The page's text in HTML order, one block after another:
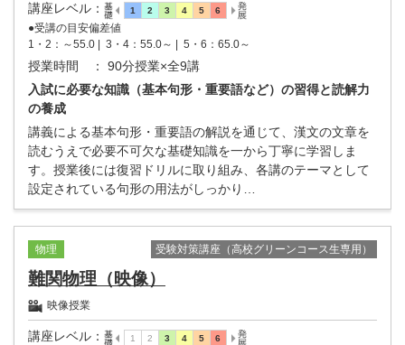
講座レベル ：
●受講の目安偏差値
1・2：～55.0 |
3・4：55.0～ | 5・6：65.0～
授業時間
： 90分授業×全9講
入試に必要な知識（基本句形・重要語など）の習得と読解力
の養成
講義による基本句形・重要語の解説を通じて、漢文の文章を
読むうえで必要不可欠な基礎知識を一から丁寧に学習しま
す。授業後には復習ドリルに取り組み、各講のテーマとして
設定されている句形の用法がしっかり…
物理 受験対策講座（高校グリーンコース生専用）
難関物理（映像）
映像授業
講座レベル ：